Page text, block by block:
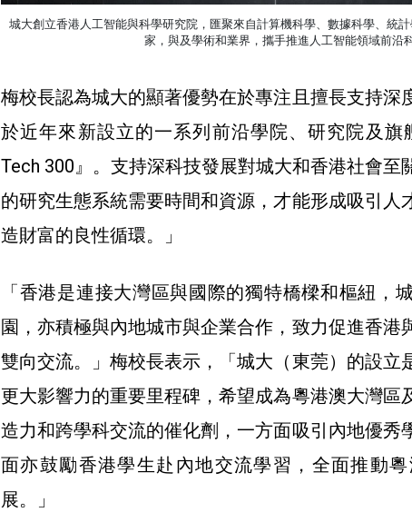
城大創立香港人工智能與科學研究院，匯聚來自計算機科學、數據科學、統
家，與及學術和業界，攜手推進人工智能領域前沿科
梅校長認為城大的顯著優勢在於專注且擅長支持深
於近年來新設立的一系列前沿學院、研究院及旗
Tech 300』。支持深科技發展對城大和香港社會至
的研究生態系統需要時間和資源，才能形成吸引人
造財富的良性循環。」
「香港是連接大灣區與國際的獨特橋樑和樞紐，
園，亦積極與內地城市與企業合作，致力促進香港
雙向交流。」梅校長表示，「城大（東莞）的設立
更大影響力的重要里程碑，希望成為粵港澳大灣區
造力和跨學科交流的催化劑，一方面吸引內地優秀
面亦鼓勵香港學生赴內地交流學習，全面推動
展。」